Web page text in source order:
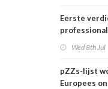
Eerste
Wed 8th Jul
pZZs-lijst
Europees